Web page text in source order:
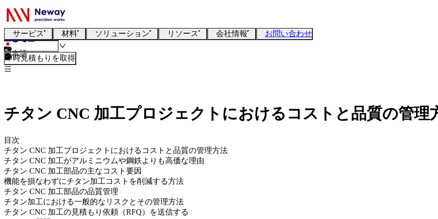
サービス 材料 ソリューション リソース 会社情報 お問い合わせ
日本語
即時見積もりを取得
チタン CNC 加工プロジェクトにおけるコストと品質の管理
目次
チタン CNC 加工プロジェクトにおけるコストと品質の管理方法
チタン CNC 加工がアルミニウムや鋼鉄よりも高価な理由
チタン CNC 加工部品の主なコスト要因
機能を損なわずにチタン加工コストを削減する方法
チタン CNC 加工部品の品質管理
チタン加工における一般的なリスクとその管理方法
チタン CNC 加工の見積もり依頼（RFQ）を送信する